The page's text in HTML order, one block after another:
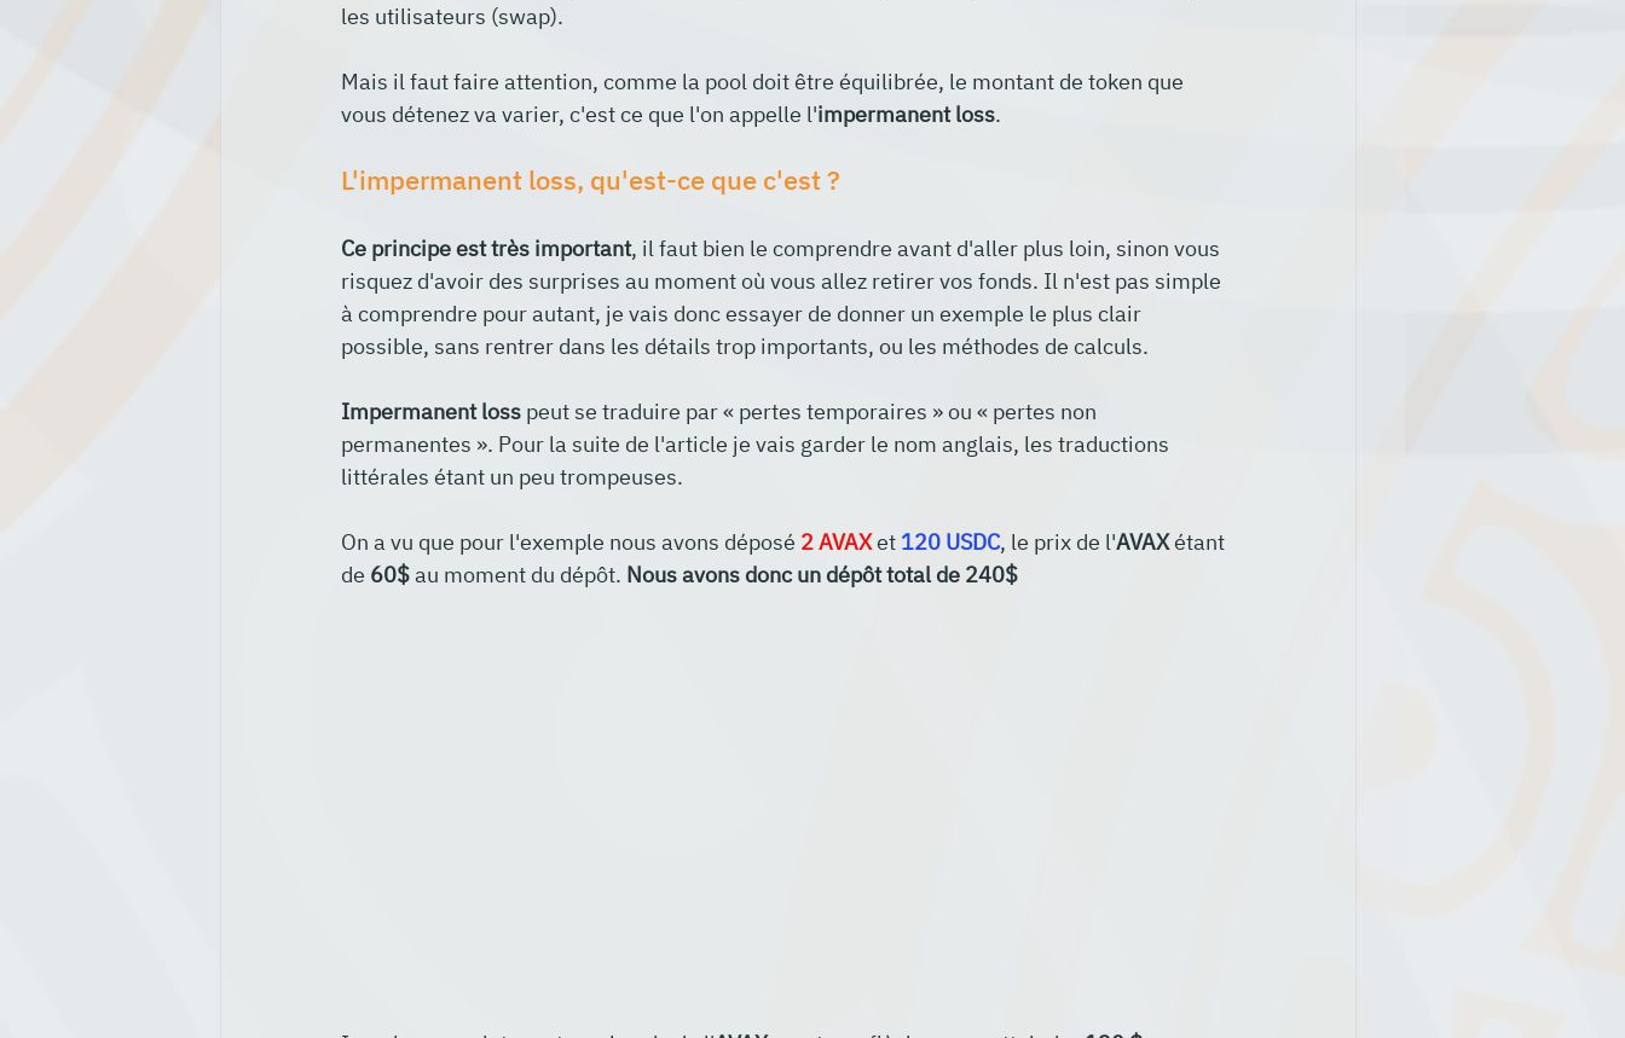
les utilisateurs (swap).
Mais il faut faire attention, comme la pool doit être équilibrée, le montant de token que
vous détenez va varier, c'est ce que l'on appelle l'impermanent loss.
L'impermanent loss, qu'est-ce que c'est ?
Ce principe est très important, il faut bien le comprendre avant d'aller plus loin, sinon vous
risquez d'avoir des surprises au moment où vous allez retirer vos fonds. Il n'est pas simple
à comprendre pour autant, je vais donc essayer de donner un exemple le plus clair
possible, sans rentrer dans les détails trop importants, ou les méthodes de calculs.
Impermanent loss peut se traduire par « pertes temporaires » ou « pertes non
permanentes ». Pour la suite de l'article je vais garder le nom anglais, les traductions
littérales étant un peu trompeuses.
On a vu que pour l'exemple nous avons déposé 2 AVAX et 120 USDC, le prix de l'AVAX étant
de 60$ au moment du dépôt. Nous avons donc un dépôt total de 240$